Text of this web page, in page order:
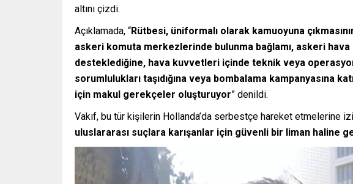
altını çizdi.
Açıklamada, “Rütbesi, üniformalı olarak kamuoyuna
askeri komuta merkezlerinde bulunma bağlamı, askeri hava
desteklediğine, hava kuvvetleri içinde teknik veya
sorumlulukları taşıdığına veya bombalama kampanyasına
için makul gerekçeler oluşturuyor” denildi.
Vakıf, bu tür kişilerin Hollanda’da serbestçe hareket etmelerine
uluslararası suçlara karışanlar için güvenli bir liman haline